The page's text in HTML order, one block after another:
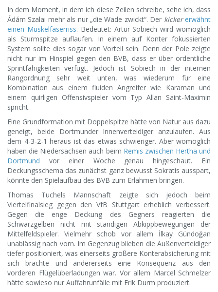
In dem Moment, in dem ich diese Zeilen schreibe, sehe ich, dass
Ádám Szalai mehr als nur „die Wade zwickt“. Der kicker erwähnt
einen Muskelfaserriss. Bedeutet: Artur Sobiech wird womöglich
als Sturmspitze auflaufen. In einem auf Konter fokussierten
System sollte dies sogar von Vorteil sein. Denn der Pole zeigte
nicht nur im Hinspiel gegen den BVB, dass er über ordentliche
Sprintfähigkeiten verfügt. Jedoch ist Sobiech in der internen
Rangordnung sehr weit unten, was wiederum für eine
Kombination aus einem fluiden Angreifer wie Karaman und
einem quirligen Offensivspieler vom Typ Allan Saint-Maximin
spricht.
Eine Grundformation mit Doppelspitze hätte von Natur aus dazu
geneigt, beide Dortmunder Innenverteidiger anzulaufen. Aus
dem 4-3-2-1 heraus ist das etwas schwieriger. Aber womöglich
haben die Niedersachsen auch beim Remis zwischen Hertha und
Dortmund vor einer Woche genau hingeschaut. Ein
Deckungsschema das zunächst ganz bewusst Sokratis ausspart,
könnte den Spielaufbau des BVB zum Erlahmen bringen.
Thomas Tuchels Mannschaft zeigte sich jedoch beim
Viertelfinalsieg gegen den VfB Stuttgart erheblich verbessert.
Gegen die enge Deckung des Gegners reagierten die
Schwarzgelben nicht mit ständigen Abkippbewegungen der
Mittelfeldspieler. Vielmehr schob vor allem İlkay Gündoğan
unablässig nach vorn. Im Gegenzug blieben die Außenverteidiger
tiefer positioniert, was einerseits größere Konterabsicherung mit
sich brachte und andererseits eine Konsequenz aus den
vorderen Flügelüberladungen war. Vor allem Marcel Schmelzer
hätte sowieso nur Auffahrunfälle mit Erik Durm produziert.